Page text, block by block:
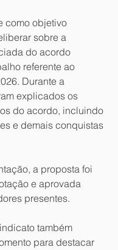
como objetivo
sobre a
do acordo
referente ao
Durante a
explicados os
do acordo, incluindo
e demais conquistas
a proposta foi
e aprovada
presentes.
também
para destacar